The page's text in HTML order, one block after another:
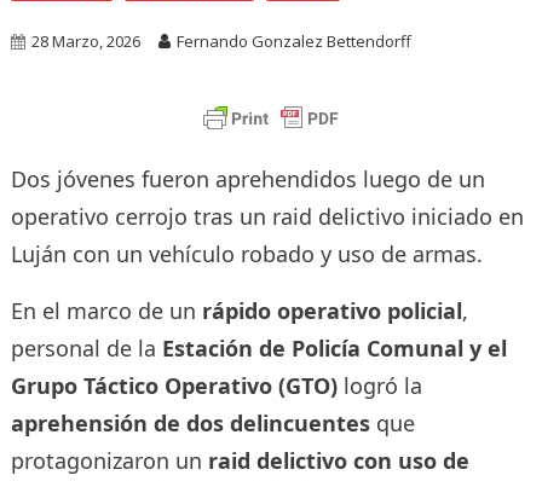
28 Marzo, 2026 Fernando Gonzalez Bettendorff
Dos jóvenes fueron aprehendidos luego de un
operativo cerrojo tras un raid delictivo iniciado en
Luján con un vehículo robado y uso de armas.
En el marco de un rápido operativo policial,
personal de la Estación de Policía Comunal y el
Grupo Táctico Operativo (GTO)logró la
aprehensión de dos delincuentesque
protagonizaron un raid delictivo con uso de